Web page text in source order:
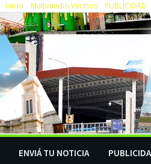
Inicio Multimedio Vecinos PUBLICIDAD
ENVIÁ TU NOTICIA